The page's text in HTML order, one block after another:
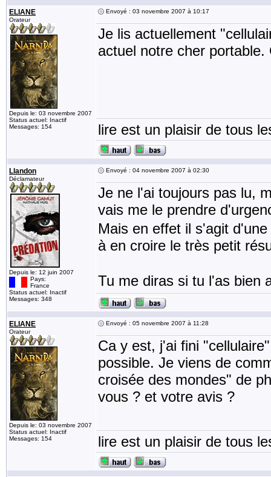
ELIANE
Orateur
Depuis le: 03 novembre 2007
Status actuel: Inactif
Messages: 154
Envoyé : 03 novembre 2007 à 10:17
Je lis actuellement
actuel notre cher
lire est un plaisir de tous
Llandon
Déclamateur
Depuis le: 12 juin 2007
Pays:
France
Status actuel: Inactif
Messages: 348
Envoyé : 04 novembre 2007 à 02:30
Je ne l'ai toujours pas lu,
vais me le prendre
Mais en effet il s'agit
à en croire le très petit
Tu me diras si tu l'as bien
ELIANE
Orateur
Depuis le: 03 novembre 2007
Status actuel: Inactif
Messages: 154
Envoyé : 05 novembre 2007 à 11:28
Ca y est, j'ai fini
possible. Je viens de
croisée des mondes" de
vous ? et votre avis ?
lire est un plaisir de tous